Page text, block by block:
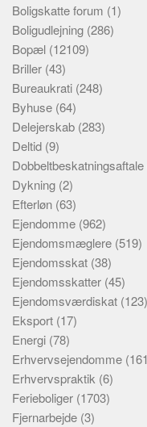
Boligskatte forum (1)
Boligudlejning (286)
Bopæl (12109)
Briller (43)
Bureaukrati (248)
Byhuse (64)
Delejerskab (283)
Deltid (9)
Dobbeltbeskatningsaftale
Dykning (2)
Efterløn (63)
Ejendomme (962)
Ejendomsmæglere (519)
Ejendomsskat (38)
Ejendomsskatter (45)
Ejendomsværdiskat (123)
Eksport (17)
Energi (78)
Erhvervsejendomme
Erhvervspraktik (6)
Ferieboliger (1703)
Fjernarbejde (3)